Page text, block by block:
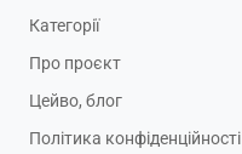
Категорії
Про проєкт
Цейво, блог
Політика конфіденційності